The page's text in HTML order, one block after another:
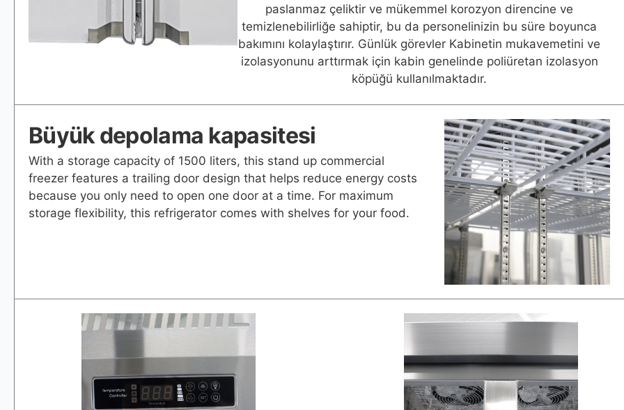
paslanmaz çeliktir ve mükemmel korozyon direncine ve
temizlenebilirliğe sahiptir, bu da personelinizin bu süre boyunca
bakımını kolaylaştırır. Günlük görevler Kabinetin mukavemetini ve
izolasyonunu arttırmak için kabin genelinde poliüretan izolasyon
köpüğü kullanılmaktadır.
Büyük depolama kapasitesi
With a storage capacity of 1500 liters, this stand up commercial
freezer features a trailing door design that helps reduce energy costs
because you only need to open one door at a time. For maximum
storage flexibility, this refrigerator comes with shelves for your food.